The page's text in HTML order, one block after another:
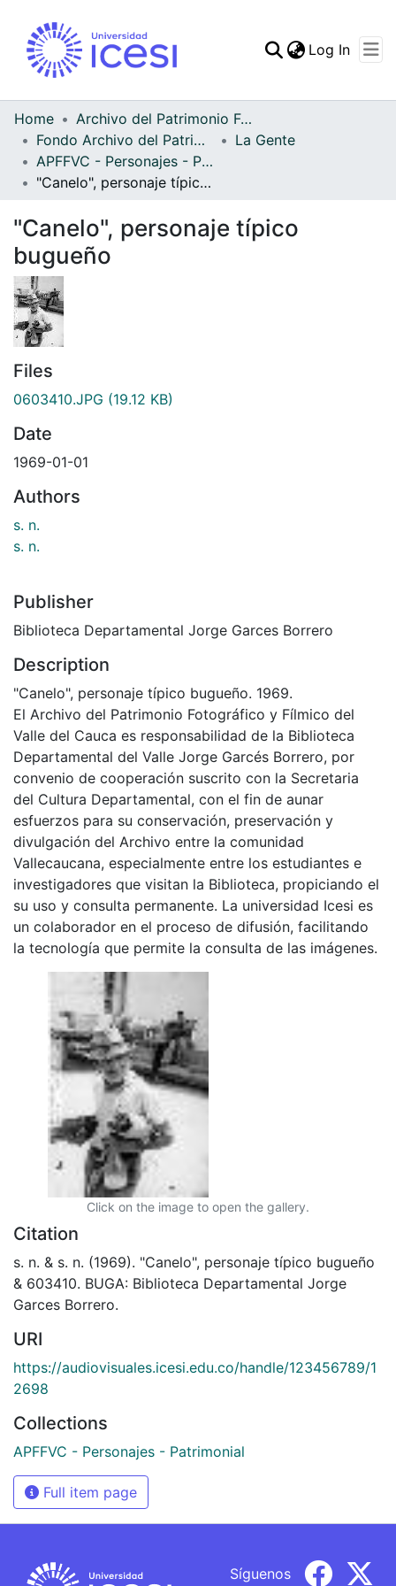
Statistics
Log In
Home
Archivo del Patrimonio Fotográfico y Fílmico del Valle del Cauca
Fondo Archivo del Patrimonio Fotográfico y Fílmico del Valle del Cauca
La Gente
APFFVC - Personajes - Patrimonial
"Canelo", personaje típico bugueño
"Canelo", personaje típico
bugueño
Files
0603410.JPG (19.12 KB)
Date
1969-01-01
Authors
s. n.
s. n.
Publisher
Biblioteca Departamental Jorge Garces Borrero
Description
"Canelo", personaje típico bugueño. 1969.
El Archivo del Patrimonio Fotográfico y Fílmico del
Valle del Cauca es responsabilidad de la Biblioteca
Departamental del Valle Jorge Garcés Borrero, por
convenio de cooperación suscrito con la Secretaria
del Cultura Departamental, con el fin de aunar
esfuerzos para su conservación, preservación y
divulgación del Archivo entre la comunidad
Vallecaucana, especialmente entre los estudiantes e
investigadores que visitan la Biblioteca, propiciando el
su uso y consulta permanente. La universidad Icesi es
un colaborador en el proceso de difusión, facilitando
la tecnología que permite la consulta de las imágenes.
Click on the image to open the gallery.
Citation
s. n. & s. n. (1969). "Canelo", personaje típico bugueño
& 603410. BUGA: Biblioteca Departamental Jorge
Garces Borrero.
URI
https://audiovisuales.icesi.edu.co/handle/123456789/1
2698
Collections
APFFVC - Personajes - Patrimonial
Full item page
Síguenos